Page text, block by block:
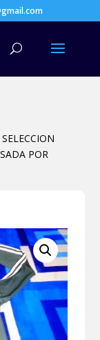
SELECCION
POR